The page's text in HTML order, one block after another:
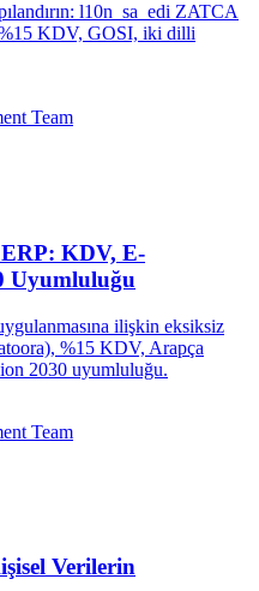
l10n_sa_edi ZATCA
KDV, GOSI, iki dilli
Team
KDV, E-
Uyumluluğu
ilişkin eksiksiz
%15 KDV, Arapça
2030 uyumluluğu.
Team
Verilerin